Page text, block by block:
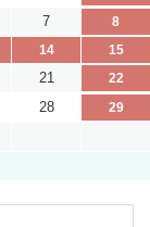
7
8
14
15
21
22
28
29